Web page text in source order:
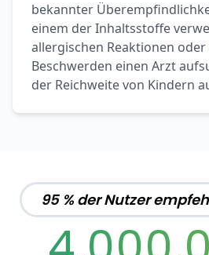
bekannter
einem der Inhaltsstoffe
allergischen Reaktionen
Beschwerden einen Arzt
der Reichweite von Kindern
95 % der Nutzer